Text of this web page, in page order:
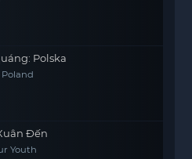
Polska
Poland
Đến
Youth